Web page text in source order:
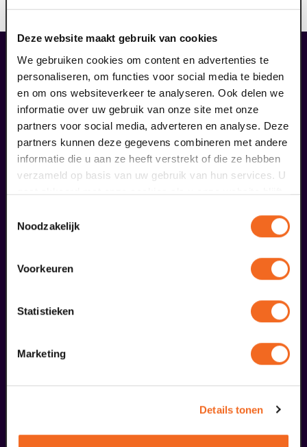
Deze website maakt gebruik van cookies
We gebruiken cookies om content en advertenties te
personaliseren, om functies voor social media te bieden
en om ons websiteverkeer te analyseren. Ook delen we
informatie over uw gebruik van onze site met onze
partners voor social media, adverteren en analyse. Deze
partners kunnen deze gegevens combineren met andere
informatie die u aan ze heeft verstrekt of die ze hebben
verzameld op basis van uw gebruik van hun services. U
gaat akkoord met onze cookies als u onze website blijft
Noodzakelijk
Voorkeuren
Statistieken
Marketing
Details tonen
toepassing
liefhebbers bestelden ook...
18
september
25